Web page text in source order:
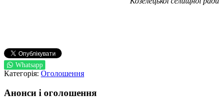
Whatsapp
Категорія: Оголошення
Анонси і оголошення